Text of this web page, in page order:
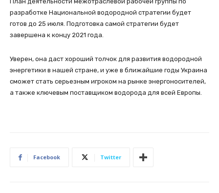
разработке Национальной водородной стратегии будет
готов до 25 июля. Подготовка самой стратегии будет
завершена к концу 2021 года.
Уверен, она даст хороший толчок для развития водородной
энергетики в нашей стране, и уже в ближайшие годы Украина
сможет стать серьезным игроком на рынке энергоносителей,
а также ключевым поставщиком водорода для всей Европы.
Facebook Twitter